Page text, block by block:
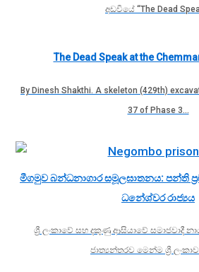
අඩවියේ “The Dead
The Dead Speak at the
By Dinesh Shakthi. A skeleton (429th)
37 of Phase 3…
මීගමුව බන්ධනාගාර සමූලඝාතනය: පන්ති
ධනේශ්වර රාජ්‍යය
ශ්‍රී ලංකාවේ සහ දකුණු ආසියාවේ සමාජවාදී
ජාත්‍යන්තරව මෙන්ම ශ්‍රී